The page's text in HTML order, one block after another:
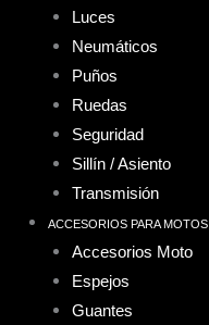
Luces
Neumáticos
Puños
Ruedas
Seguridad
Sillín / Asiento
Transmisión
ACCESORIOS PARA MOTOS
Accesorios Moto
Espejos
Guantes